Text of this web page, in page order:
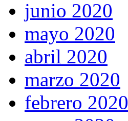
junio 2020
mayo 2020
abril 2020
marzo 2020
febrero 2020